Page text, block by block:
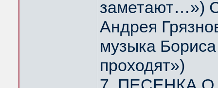
заметают…»)
Андрея
музыка
проходят»)